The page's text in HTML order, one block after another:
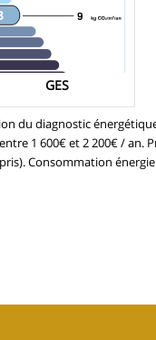
GES
du diagnostic
1 600€ et 2 200€ / an.
Consommation